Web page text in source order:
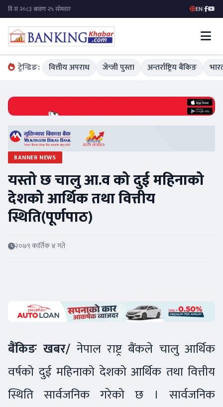
EN|
ट्रेन्डिङ: वित्तीय अपराध जेन्जी पुस्ता अन्तर्राष्ट्रिय बैंकिङ
BANNER NEWS
यस्तो छ चालु आ.व को दुई महिनाको
देशको आर्थिक तथा वित्तीय
स्थिति(पूर्णपाठ)
२०७९ कार्तिक ४ गते
बैंकिङ खबर/ नेपाल राष्ट्र बैंकले चालु आर्थिक
वर्षको दुई महिनाको देशको आर्थिक तथा वित्तीय
स्थिति सार्वजनिक गरेको छ । सार्वजनिक